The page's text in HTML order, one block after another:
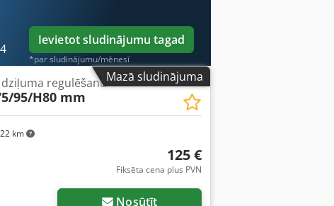
Ievietot sludinājumu tagad
*par sludinājumu/mēnesī
Mazā sludinājuma
km
regulēšanu
95/H80 mm
125 €
Fiksēta cena plus PVN